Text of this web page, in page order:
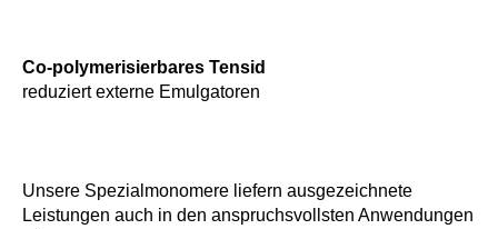
Co-polymerisierbares Tensid
reduziert externe Emulgatoren
Unsere Spezialmonomere liefern ausgezeichnete
Leistungen auch in den anspruchsvollsten Anwendungen